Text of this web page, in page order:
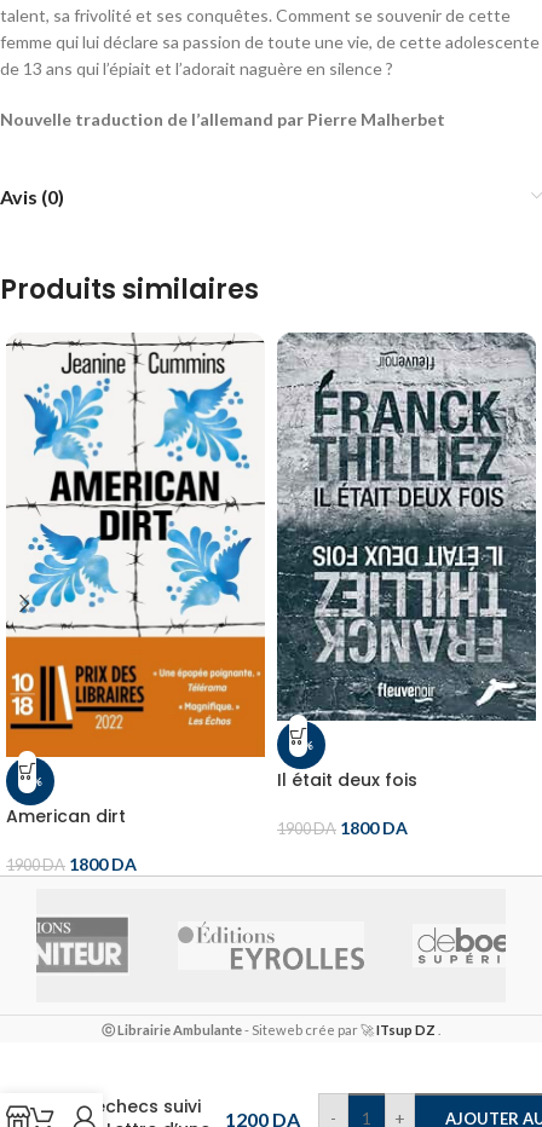
talent, sa frivolité et ses conquêtes. Comment se souvenir de cette
femme qui lui déclare sa passion de toute une vie, de cette adolescente
de 13 ans qui l’épiait et l’adorait naguère en silence ?
Nouvelle traduction de l’allemand par Pierre Malherbet
Avis (0)
Produits similaires
-5%
American dirt
1900DA 1800DA
-5%
Il était deux fois
1900DA 1800DA
ⓒ Librairie Ambulante- Siteweb crée par 🚀ITsup DZ
d’échecs suivi
1200 DA - + AJOUTER